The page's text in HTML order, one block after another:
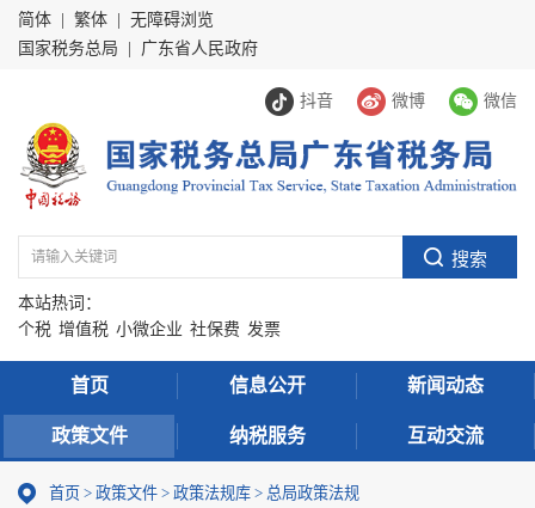
简体 繁体
无障碍浏览
国家税务总局
广东省人民政府
抖音 微博 微信
本站热词：
个税 增值税 小微企业 社保费 发票
首页 信息公开 新闻动态
政策文件 纳税服务 互动交流
首页 > 政策文件 > 政策法规库 > 总局政策法规